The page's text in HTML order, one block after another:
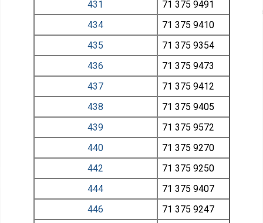
431 71 375 9491
434
71 375 9410
435
71 375 9354
436
71 375 9473
437
71 375 9412
438
71 375 9405
439
71 375 9572
440
71 375 9270
442
71 375 9250
444
71 375 9407
446
71 375 9247